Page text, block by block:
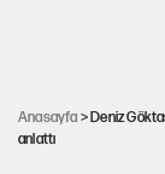
Anasayfa > Deniz
anlattı